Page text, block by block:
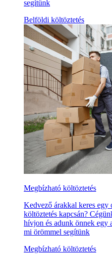
segítünk
Belföldi költöztetés
Megbízható költöztetés
Kedvező árakkal keres egy
költöztetés kapcsán?
hívjon és adunk önnek egy
mi örömmel segítünk
Megbízható költöztetés